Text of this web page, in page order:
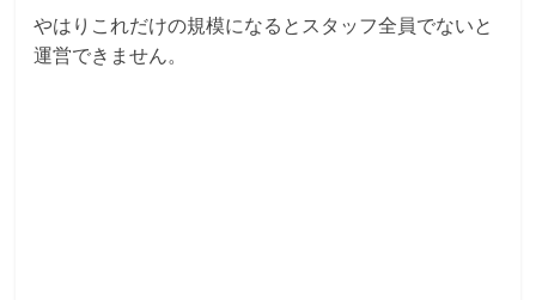
やはりこれだけの規模になるとスタッフ全員でないと
運営できません。